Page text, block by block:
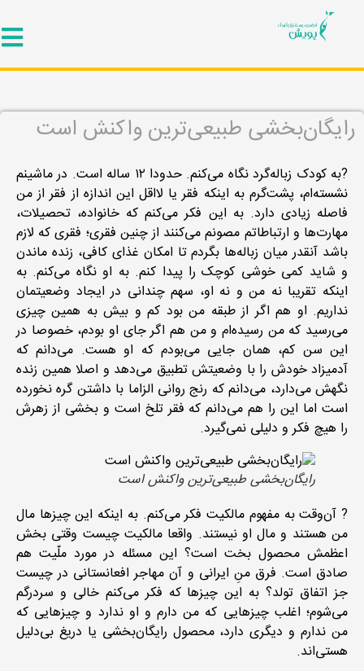
طبیعی‌ترین واکنش است
?به کودک زباله‌گرد نگاه می‌کنم. حدودا ۱۲ ساله است‌. در ماشینم
نشسته‌ام‌، پشت‌گرم به اینکه فقر یا لااقل این اندازه از فقر از من
فاصله زیادی دارد. به این فکر می‌کنم که خانواده، تحصیلات،
مهارت‌ها و ارتباطاتم مصونم می‌کنند از چنین فقری؛ فقری که لازم
باشد آنقدر میان زباله‌ها بگردم تا امکان غذای کافی، زنده ماندن
و شاید کمی خوشی کوچک را پیدا کنم. به او نگاه می‌کنم. به
اینکه تقریبا نه من و نه او، سهم چندانی در ایجاد وضعیتمان
نداریم. او هم اگر از طبقه من بود کم و بیش به همین چیزی
می‌رسید که من رسیده‌ام و من هم اگر جای او بودم، خصوصا در
این سن کم، همان جایی می‌بودم که او هست. می‌دانم که
آدمیزاد خودش را با وضعیتش تطبیق می‌دهد و اصلا همین زنده
نگهش می‌دارد، می‌دانم که رنج روانی الزاما با داشتن گره نخورده
است اما این را هم می‌دانم که فقر تلخ است و بخشی از زهرش
را هیچ فکر و دلیلی نمی‌گیرد.
رایگان‌بخشی طبیعی‌ترین واکنش است
? آن‌وقت به مفهوم مالکیت فکر می‌کنم. به اینکه این چیزها مال
من هستند و مال او نیستند. واقعا مالکیت چیست وقتی بخش
اعظمش محصول بخت است؟ این مسئله در مورد ملّیت هم
صادق است‌. فرق منِ ایرانی و آن مهاجر افعانستانی در چیست
جز اتفاق تولد؟ به این چیزها که فکر می‌کنم خالی و سردرگم
می‌شوم؛ اغلب چیزهایی که من دارم و او ندارد و چیزهایی که
من ندارم و دیگری دارد، محصول رایگان‌بخشی یا دریغ بی‌دلیل
هستی‌اند.